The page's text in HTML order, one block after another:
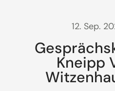
12. Sep.
Kneipp